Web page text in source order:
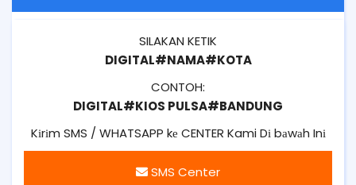
SILAKAN KETIK
DIGITAL#NAMA#KOTA
CONTOH:
DIGITAL#KIOS PULSA#BANDUNG
Kіrіm SMS / WHATSAPP kе CENTER Kami Dі bаwаh Inі
SMS Center